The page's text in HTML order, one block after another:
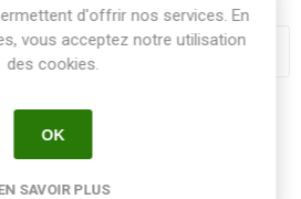
d'offrir nos services. En
vous acceptez notre utilisation
des cookies.
OK
SAVOIR PLUS